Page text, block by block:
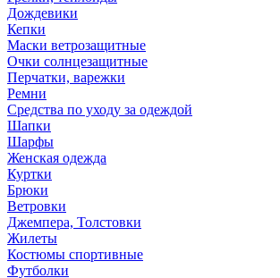
Дождевики
Кепки
Маски ветрозащитные
Очки солнцезащитные
Перчатки, варежки
Ремни
Средства по уходу за одеждой
Шапки
Шарфы
Женская одежда
Куртки
Брюки
Ветровки
Джемпера, Толстовки
Жилеты
Костюмы спортивные
Футболки